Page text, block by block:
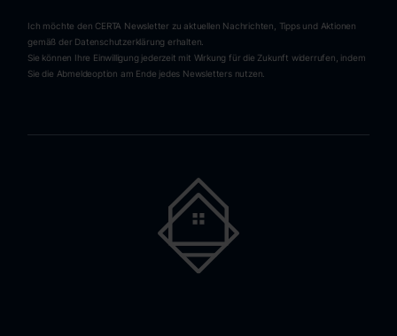
Ich möchte den CERTA Newsletter zu aktuellen Nachrichten, Tipps und Aktionen
gemäß der Datenschutzerklärung erhalten.
Sie können Ihre Einwilligung jederzeit mit Wirkung für die Zukunft widerrufen, indem
Sie die Abmeldeoption am Ende jedes Newsletters nutzen.